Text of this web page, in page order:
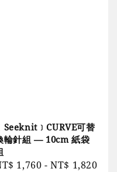
可替
輪針組 — 10cm 紙袋
1,760 -NT$ 1,820